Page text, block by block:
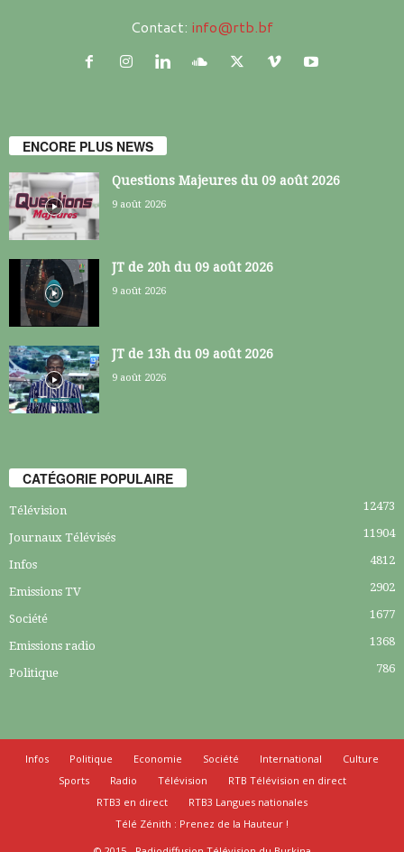
Contact: info@rtb.bf
ENCORE PLUS NEWS
Questions Majeures du 09 août 2026
9 août 2026
JT de 20h du 09 août 2026
9 août 2026
JT de 13h du 09 août 2026
9 août 2026
CATÉGORIE POPULAIRE
Télévision 12473
Journaux Télévisés 11904
Infos 4812
Emissions TV 2902
Société 1677
Emissions radio 1368
Politique 786
Infos Politique Economie Société International
Culture
Sports
Radio Télévision
RTB Télévision en direct
RTB3 en direct
RTB3 Langues nationales
Télé Zénith : Prenez de la Hauteur !